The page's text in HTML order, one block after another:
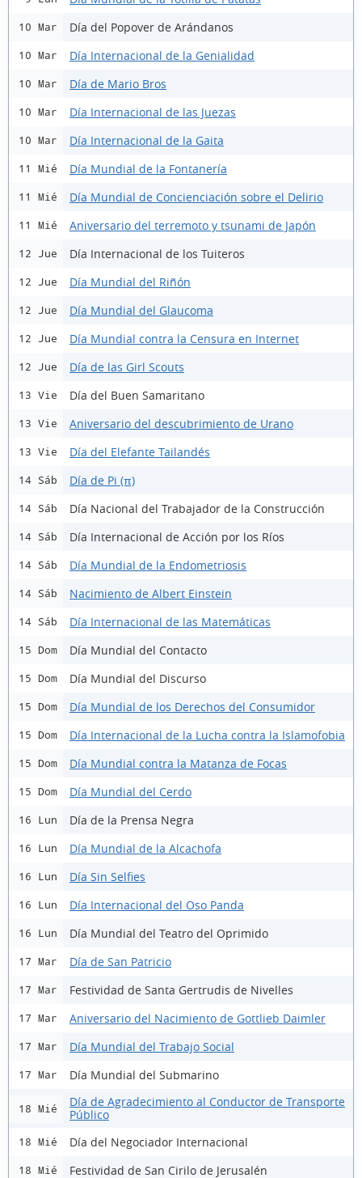
10 Mar Día del Popover de Arándanos
10 Mar Día Internacional de la Genialidad
10 Mar Día de Mario Bros
10 Mar Día Internacional de las Juezas
10 Mar Día Internacional de la Gaita
11 Mié Día Mundial de la Fontanería
11 Mié Día Mundial de Concienciación sobre el Delirio
11 Mié Aniversario del terremoto y tsunami de Japón
12 Jue Día Internacional de los Tuiteros
12 Jue Día Mundial del Riñón
12 Jue Día Mundial del Glaucoma
12 Jue Día Mundial contra la Censura en Internet
12 Jue Día de las Girl Scouts
13 Vie Día del Buen Samaritano
13 Vie Aniversario del descubrimiento de Urano
13 Vie Día del Elefante Tailandés
14 Sáb Día de Pi (π)
14 Sáb Día Nacional del Trabajador de la Construcción
14 Sáb Día Internacional de Acción por los Ríos
14 Sáb Día Mundial de la Endometriosis
14 Sáb Nacimiento de Albert Einstein
14 Sáb Día Internacional de las Matemáticas
15 Dom Día Mundial del Contacto
15 Dom Día Mundial del Discurso
15 Dom Día Mundial de los Derechos del Consumidor
15 Dom Día Internacional de la Lucha contra la Islamofobia
15 Dom Día Mundial contra la Matanza de Focas
15 Dom Día Mundial del Cerdo
16 Lun Día de la Prensa Negra
16 Lun Día Mundial de la Alcachofa
16 Lun Día Sin Selfies
16 Lun Día Internacional del Oso Panda
16 Lun Día Mundial del Teatro del Oprimido
17 Mar Día de San Patricio
17 Mar Festividad de Santa Gertrudis de Nivelles
17 Mar Aniversario del Nacimiento de Gottlieb Daimler
17 Mar Día Mundial del Trabajo Social
17 Mar Día Mundial del Submarino
18 Mié
Día de Agradecimiento al Conductor de Transporte
Público
18 Mié Día del Negociador Internacional
18 Mié Festividad de San Cirilo de Jerusalén